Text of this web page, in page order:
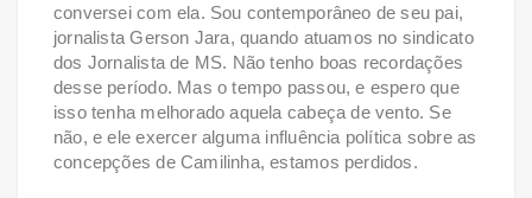
conversei com ela. Sou contemporâneo de seu pai,
jornalista Gerson Jara, quando atuamos no sindicato
dos Jornalista de MS. Não tenho boas recordações
desse período. Mas o tempo passou, e espero que
isso tenha melhorado aquela cabeça de vento. Se
não, e ele exercer alguma influência política sobre as
concepções de Camilinha, estamos perdidos.